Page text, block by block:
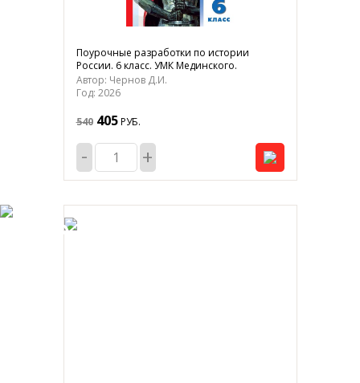
Поурочные разработки по истории
России. 6 класс. УМК Мединского.
Автор: Чернов Д.И.
Год: 2026
540 405РУБ.
- +
-25%